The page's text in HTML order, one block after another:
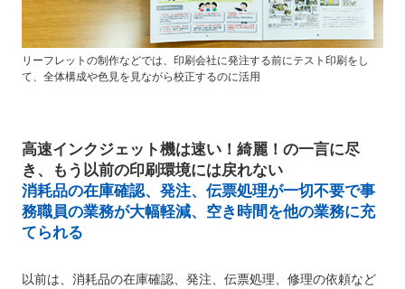
リーフレットの制作などでは、印刷会社に発注する前にテスト印刷をし
て、全体構成や色見を見ながら校正するのに活用
高速インクジェット機は速い！綺麗！の一言に尽
き、もう以前の印刷環境には戻れない
消耗品の在庫確認、発注、伝票処理が一切不要で事
務職員の業務が大幅軽減、空き時間を他の業務に充
てられる
以前は、消耗品の在庫確認、発注、伝票処理、修理の依頼など